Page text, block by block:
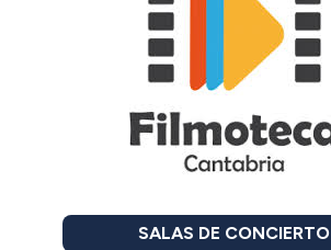
SALAS DE CONCIERTO